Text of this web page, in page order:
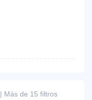
Más de 15 filtros